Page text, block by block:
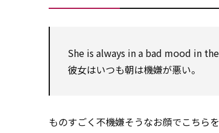
She is always in a bad mood in
彼女はいつも朝は機嫌が悪い。
ものすごく不機嫌そうなお顔でこちら